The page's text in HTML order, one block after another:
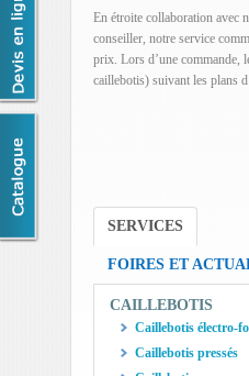
En étroite collaboration avec
conseiller, notre service
prix. Lors d’une commande,
caillebotis) suivant les plans
SERVICES
FOIRES ET
CAILLEBOTIS
Caillebotis électro-
Caillebotis pressés